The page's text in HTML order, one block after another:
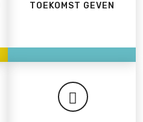
TOEKOMST GEVEN